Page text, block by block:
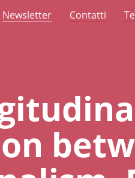
Newsletter Contatti